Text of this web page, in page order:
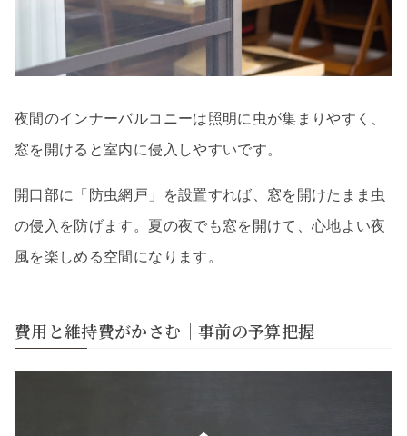
夜間のインナーバルコニーは照明に虫が集まりやすく、
窓を開けると室内に侵入しやすいです。
開口部に「防虫網戸」を設置すれば、窓を開けたまま虫
の侵入を防げます。夏の夜でも窓を開けて、心地よい夜
風を楽しめる空間になります。
費用と維持費がかさむ｜事前の予算把握